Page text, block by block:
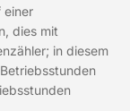
einer
dies mit
in diesem